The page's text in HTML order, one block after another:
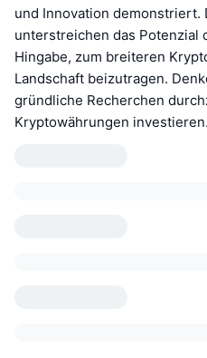
und Innovation demonstriert.
unterstreichen das Potenzial
Hingabe, zum breiteren
Landschaft beizutragen.
gründliche Recherchen
Kryptowährungen investieren.